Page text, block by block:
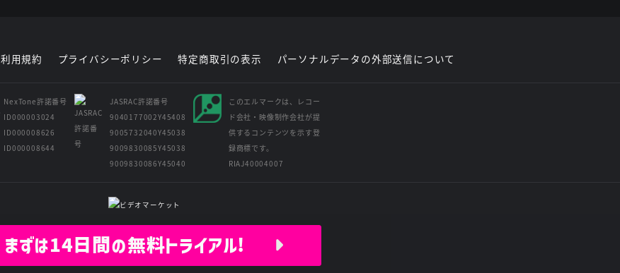
まずは14日間の無料トライアル!
利用規約 プライバシーポリシー 特定商取引の表示 パーソナルデータの外部送信について
NexTone許諾番号
ID000003024
ID000008626
ID000008644
JASRAC許諾番号
9040177002Y45408
9005732040Y45038
9009830085Y45038
9009830086Y45040
このエルマークは、レコー
ド会社・映像制作会社が提
供するコンテンツを示す登
録商標です。
RIAJ40004007
Copyright © Kansai Television Co. Ltd. All Rights Reserved.